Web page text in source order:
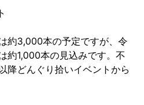
約3,000本の予定ですが、令
約1,000本の見込みです。不
降どんぐり拾いイベントから